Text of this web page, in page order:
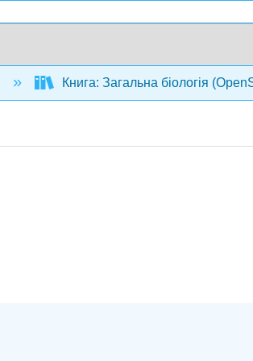
Книга: Загальна біологія